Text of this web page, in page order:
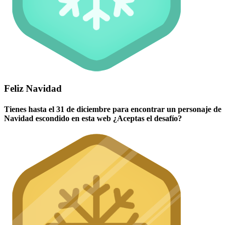
Feliz Navidad
Tienes hasta el 31 de diciembre para encontrar un personaje de
Navidad escondido en esta web ¿Aceptas el desafío?